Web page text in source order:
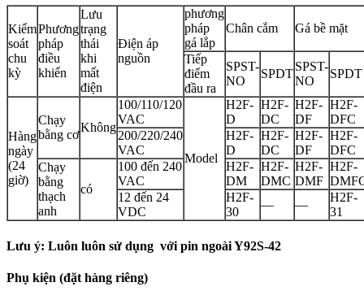
Kiểm
soát
chu
kỳ
Phương
pháp
điều
khiển
Lưu
trạng
thái
khi
mất
điện
Điện áp
nguồn
phương
pháp
gá lắp
Chân cắm Gá bề mặt
Tiếp
điểm
đầu ra
SPST-
NO
SPDT
SPST-
NO
SPDT
Hàng
ngày
(24
giờ)
Chạy
bằng cơ
Không
100/110/120
VAC
Model
H2F-
D
H2F-
DC
H2F-
DF
H2F-
DFC
200/220/240
VAC
H2F-
D
H2F-
DC
H2F-
DF
H2F-
DFC
Chạy
bằng
thạch
anh
có
100 đến 240
VAC
H2F-
DM
H2F-
DMC
H2F-
DMF
H2F-
12 đến 24
VDC
H2F-
30
— —
H2F-
31
Lưu ý: Luôn luôn sử dụng với pin ngoài Y92S-42
Phụ kiện (đặt hàng riêng)